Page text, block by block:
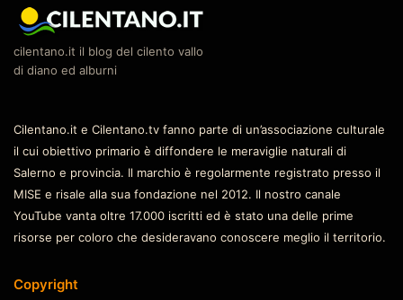
cilentano.it il blog del cilento vallo
di diano ed alburni
Cilentano.it e Cilentano.tv fanno parte di un’associazione culturale
il cui obiettivo primario è diffondere le meraviglie naturali di
Salerno e provincia. Il marchio è regolarmente registrato presso il
MISE e risale alla sua fondazione nel 2012. Il nostro canale
YouTube vanta oltre 17.000 iscritti ed è stato una delle prime
risorse per coloro che desideravano conoscere meglio il territorio.
Copyright